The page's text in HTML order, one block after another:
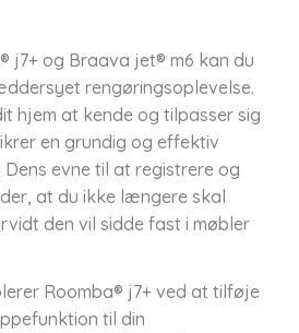
j7+ og Braava jet® m6 kan du
rengøringsoplevelse.
hjem at kende og tilpasser sig
en grundig og effektiv
evne til at registrere og
at du ikke længere skal
den vil sidde fast i møbler
Roomba® j7+ ved at tilføje
til din